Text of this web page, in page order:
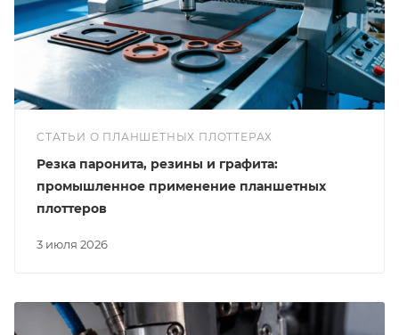
СТАТЬИ О ПЛАНШЕТНЫХ ПЛОТТЕРАХ
3 июля 2026
Резка паронита, резины и графита:
промышленное применение планшетных
плоттеров